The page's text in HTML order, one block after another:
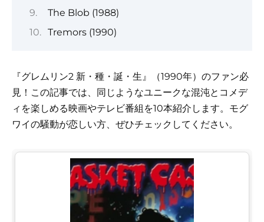
The Blob (1988)
Tremors (1990)
『グレムリン2 新・種・誕・生』（1990年）のファン必
見！この記事では、同じようなユニークな混沌とコメデ
ィを楽しめる映画やテレビ番組を10本紹介します。モグ
ワイの騒動が恋しい方、ぜひチェックしてください。